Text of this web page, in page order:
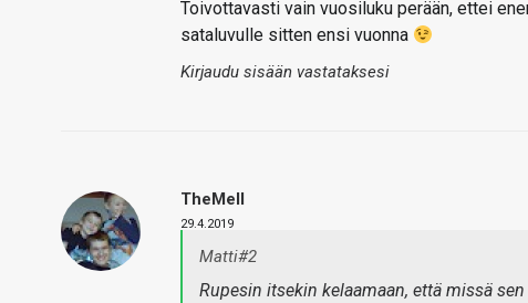
Toivottavasti vain vuosiluku perään, ettei
sataluvulle sitten ensi vuonna
Kirjaudu sisään vastataksesi
TheMeII
29.4.2019
Matti#2
Rupesin itsekin kelaamaan, että missä